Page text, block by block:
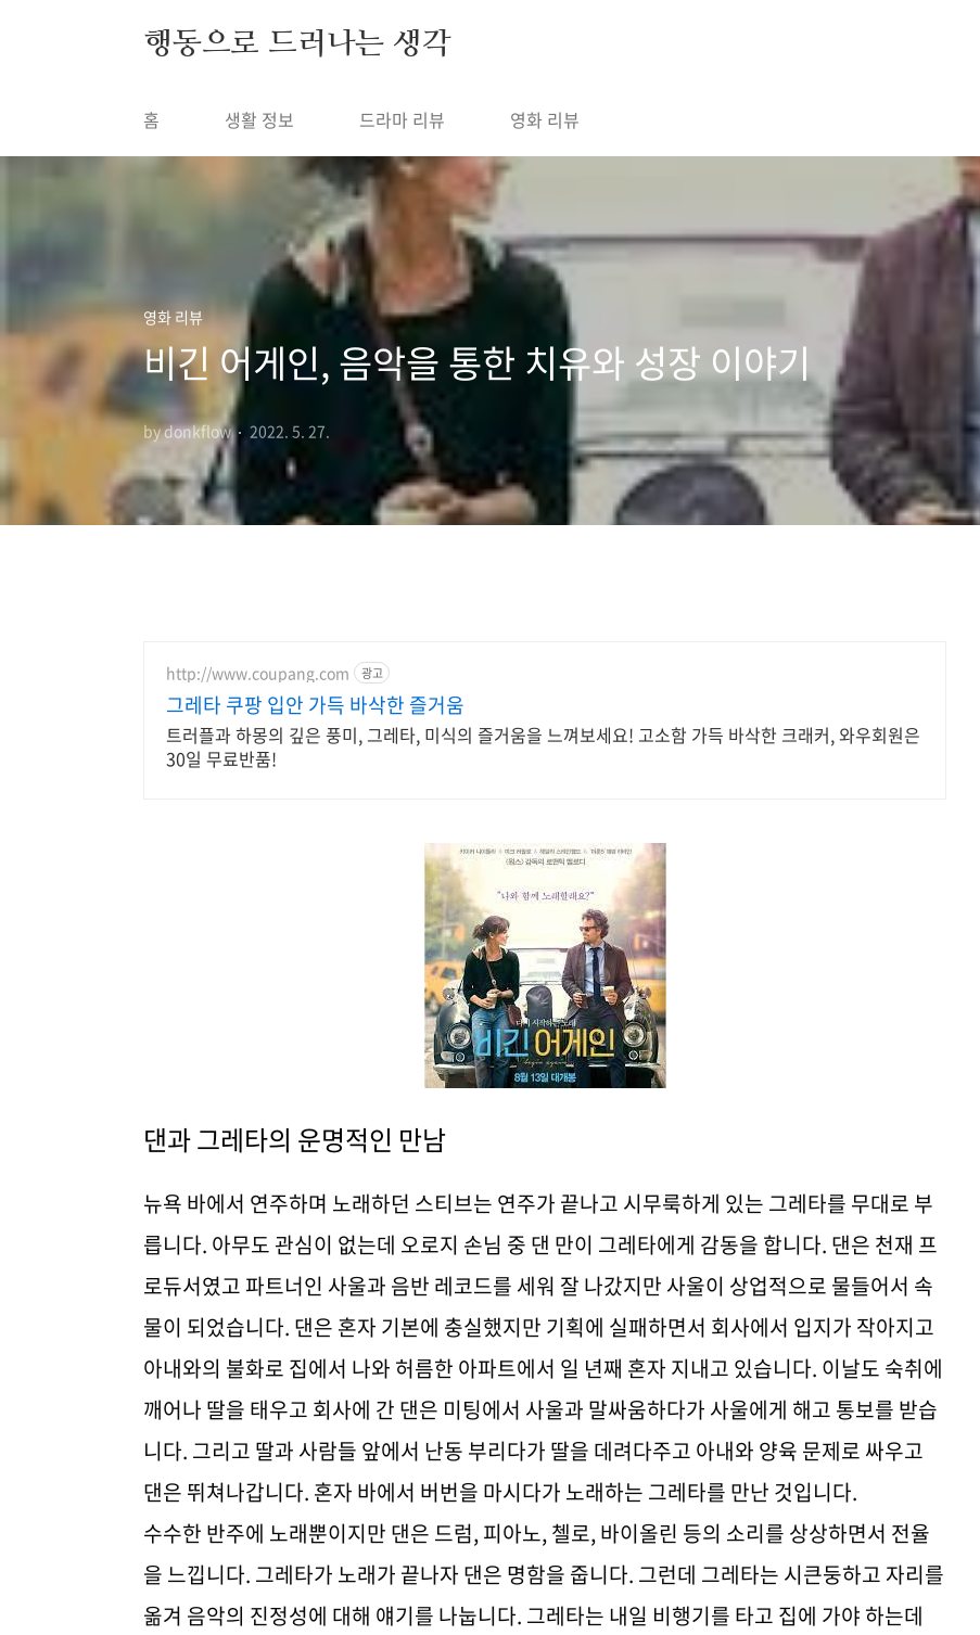
행동으로 드러나는 생각
홈 생활 정보 드라마 리뷰 영화 리뷰
영화 리뷰
비긴 어게인, 음악을 통한 치유와 성장 이야기
by donkflow 2022. 5. 27.
http://www.coupang.com 광고
그레타 쿠팡 입안 가득 바삭한 즐거움
트러플과 하몽의 깊은 풍미, 그레타, 미식의 즐거움을 느껴보세요! 고소함 가득 바삭한 크래커, 와우회원은
30일 무료반품!
댄과 그레타의 운명적인 만남
뉴욕 바에서 연주하며 노래하던 스티브는 연주가 끝나고 시무룩하게 있는 그레타를 무대로 부
릅니다. 아무도 관심이 없는데 오로지 손님 중 댄 만이 그레타에게 감동을 합니다. 댄은 천재 프
로듀서였고 파트너인 사울과 음반 레코드를 세워 잘 나갔지만 사울이 상업적으로 물들어서 속
물이 되었습니다. 댄은 혼자 기본에 충실했지만 기획에 실패하면서 회사에서 입지가 작아지고
아내와의 불화로 집에서 나와 허름한 아파트에서 일 년째 혼자 지내고 있습니다. 이날도 숙취에
깨어나 딸을 태우고 회사에 간 댄은 미팅에서 사울과 말싸움하다가 사울에게 해고 통보를 받습
니다. 그리고 딸과 사람들 앞에서 난동 부리다가 딸을 데려다주고 아내와 양육 문제로 싸우고
댄은 뛰쳐나갑니다. 혼자 바에서 버번을 마시다가 노래하는 그레타를 만난 것입니다.
수수한 반주에 노래뿐이지만 댄은 드럼, 피아노, 첼로, 바이올린 등의 소리를 상상하면서 전율
을 느낍니다. 그레타가 노래가 끝나자 댄은 명함을 줍니다. 그런데 그레타는 시큰둥하고 자리를
옮겨 음악의 진정성에 대해 얘기를 나눕니다. 그레타는 내일 비행기를 타고 집에 가야 하는데